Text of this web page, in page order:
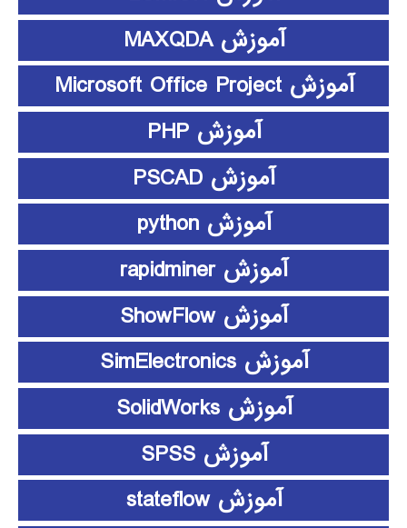
آموزش MAXQDA
آموزش Microsoft Office Project
آموزش PHP
آموزش PSCAD
آموزش python
آموزش rapidminer
آموزش ShowFlow
آموزش SimElectronics
آموزش SolidWorks
آموزش SPSS
آموزش stateflow